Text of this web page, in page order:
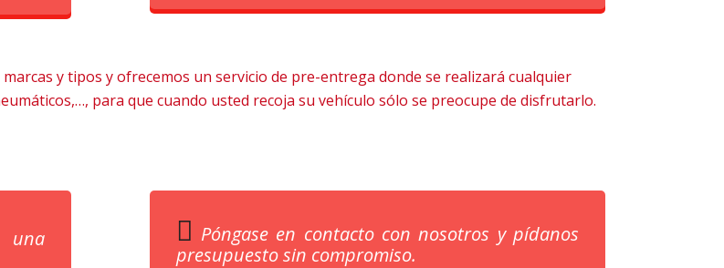
y tipos y ofrecemos un servicio de pre-entrega donde se realizará cualquier
para que cuando usted recoja su vehículo sólo se preocupe de disfrutarlo.
una
Póngase en contacto con nosotros y pídanos
presupuesto sin compromiso.